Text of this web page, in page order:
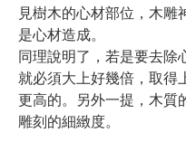
見樹木的心材部位，木雕
是心材造成。
同理說明了，若是要去除
就必須大上好幾倍，取得
更高的。另外一提，木質
雕刻的細緻度。